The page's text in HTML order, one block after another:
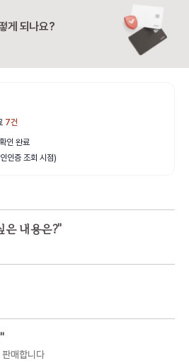
게 되나요?
7건
인 완료
인증 조회 시점)
은 내용은?"
"
매합니다